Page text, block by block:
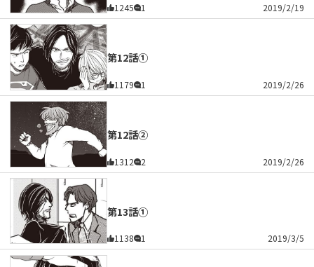
1245 1 2019/2/19
第12話①
1179 1 2019/2/26
第12話②
1312 2 2019/2/26
第13話①
1138 1 2019/3/5